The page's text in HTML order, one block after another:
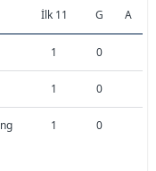
İlk 11 G A
1
0
1 0
1 0